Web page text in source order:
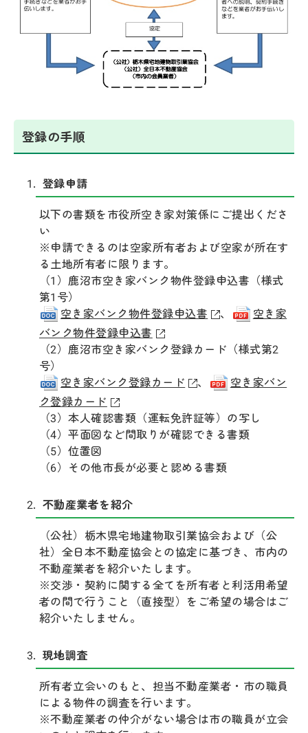
登録の手順
登録申請
以下の書類を市役所空き家対策係にご提出くださ
い
※申請できるのは空家所有者および空家が所在す
る土地所有者に限ります。
（1）鹿沼市空き家バンク物件登録申込書（様式
第1号）
空き家バンク物件登録申込書
、
空き家
バンク物件登録申込書
（2）鹿沼市空き家バンク登録カード（様式第2
号）
空き家バンク登録カード
、
空き家バン
ク登録カード
（3）本人確認書類（運転免許証等）の写し
（4）平面図など間取りが確認できる書類
（5）位置図
（6）その他市長が必要と認める書類
不動産業者を紹介
（公社）栃木県宅地建物取引業協会および（公
社）全日本不動産協会との協定に基づき、市内の
不動産業者を紹介いたします。
※交渉・契約に関する全てを所有者と利活用希望
者の間で行うこと（直接型）をご希望の場合はご
紹介いたしません。
現地調査
所有者立会いのもと、担当不動産業者・市の職員
による物件の調査を行います。
※不動産業者の仲介がない場合は市の職員が立会